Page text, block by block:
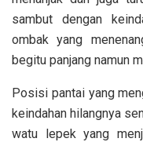
sambut dengan
ombak yang
begitu panjang namun
Posisi pantai yang
keindahan hilangnya
watu lepek yang